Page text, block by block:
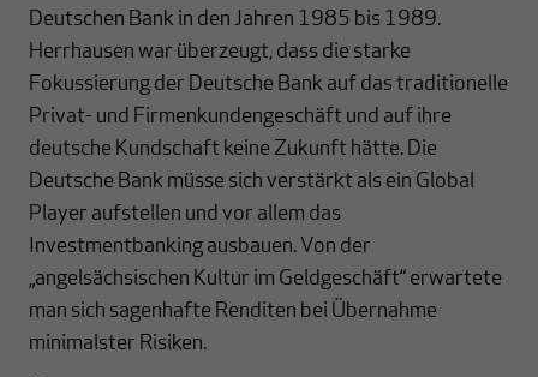
Deutschen Bank in den Jahren 1985 bis 1989.
Herrhausen war überzeugt, dass die starke
Fokussierung der Deutsche Bank auf das traditionelle
Privat- und Firmenkundengeschäft und auf ihre
deutsche Kundschaft keine Zukunft hätte. Die
Deutsche Bank müsse sich verstärkt als ein Global
Player aufstellen und vor allem das
Investmentbanking ausbauen. Von der
„angelsächsischen Kultur im Geldgeschäft“ erwartete
man sich sagenhafte Renditen bei Übernahme
minimalster Risiken.